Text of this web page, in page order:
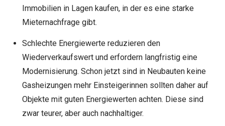
Immobilien in Lagen kaufen, in der es eine starke
Mieternachfrage gibt.
Schlechte Energiewerte reduzieren den
Wiederverkaufswert und erfordern langfristig eine
Modernisierung. Schon jetzt sind in Neubauten keine
Gasheizungen mehr Einsteigerinnen sollten daher auf
Objekte mit guten Energiewerten achten. Diese sind
zwar teurer, aber auch nachhaltiger.